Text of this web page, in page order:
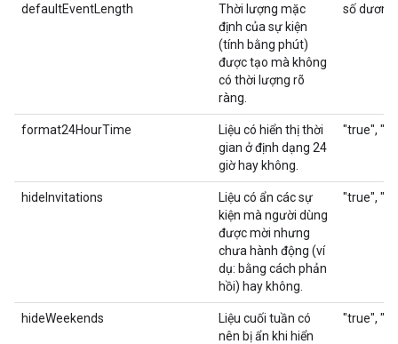
defaultEventLength
Thời lượng mặc
định của sự kiện
(tính bằng phút)
được tạo mà không
có thời lượng rõ
ràng.
số dương
format24HourTime
Liệu có hiển thị thời
gian ở định dạng 24
giờ hay không.
"true",
hideInvitations
Liệu có ẩn các sự
kiện mà người dùng
được mời nhưng
chưa hành động (ví
dụ: bằng cách phản
hồi) hay không.
"true",
hideWeekends
Liệu cuối tuần có
nên bị ẩn khi hiển
"true",